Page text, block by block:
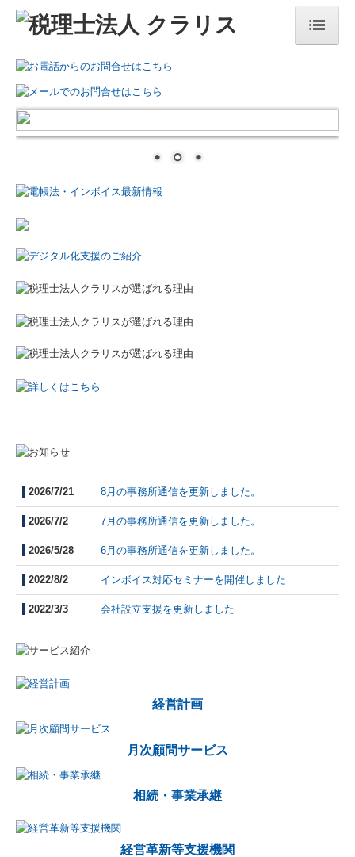
トップページ
経営計画
社長メニュ―
お役立ちコーナー
国の共済制度活用コーナー
相続・事業承継
過去開催セミナー
事務所通信
リンク
プライバシーポリシー
2026/7/21 8月の事務所通信を更新しました。
2026/7/2 7月の事務所通信を更新しました。
2026/5/28 6月の事務所通信を更新しました。
2022/8/2 インボイス対応セミナーを開催しました
2022/3/3 会社設立支援を更新しました
経営計画
月次顧問サービス
相続・事業承継
経営革新等支援機関